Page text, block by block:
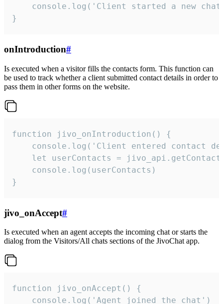
console.log('Client started a new
}
onIntroduction#
Is executed when a visitor fills the contacts form. This function can
be used to track whether a client submitted contact details in order to
pass them in other forms on the website.
function jivo_onIntroduction() {
console.log('Client entered contact
let userContacts =
    console.log(userContacts)
}
jivo_onAccept#
Is executed when an agent accepts the incoming chat or starts the
dialog from the Visitors/All chats sections of the JivoChat app.
function jivo_onAccept() {